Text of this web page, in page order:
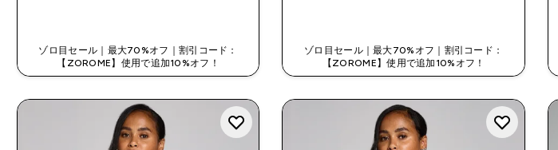
ゾロ目セール｜最大70%オフ｜割引コード：
【ZOROME】使用で追加10%オフ！
ゾロ目セール｜最大70%オフ｜割引コード：
【ZOROME】使用で追加10%オフ！